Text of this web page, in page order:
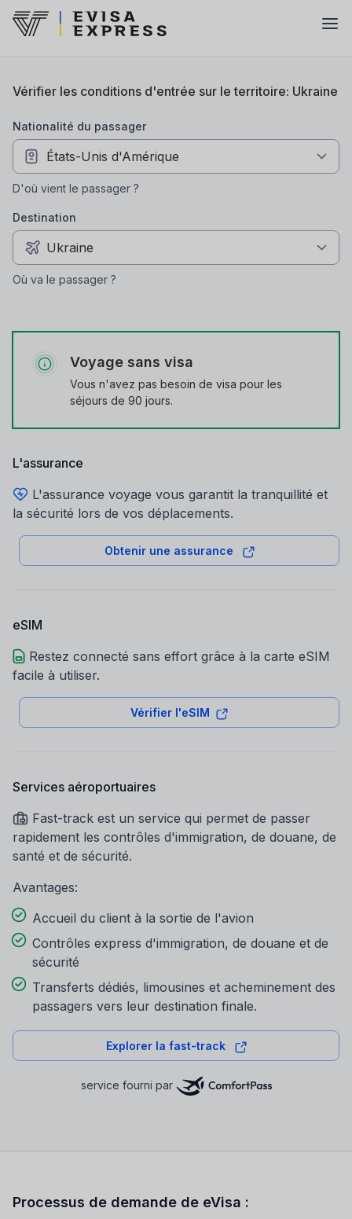
Vérifier les conditions d'entrée sur le territoire: Ukraine
nationalité du passager
D'où vient le passager ?
Destination
Où va le passager ?
Voyage sans visa
Vous n'avez pas besoin de visa pour les
séjours de 90 jours.
L'assurance
L'assurance voyage vous garantit la tranquillité et
la sécurité lors de vos déplacements.
Obtenir une assurance
eSIM
Restez connecté sans effort grâce à la carte eSIM
facile à utiliser.
Vérifier l'eSIM
Services aéroportuaires
Fast-track est un service qui permet de passer
rapidement les contrôles d'immigration, de douane, de
santé et de sécurité.
Avantages:
Accueil du client à la sortie de l'avion
Contrôles express d'immigration, de douane et de
sécurité
Transferts dédiés, limousines et acheminement des
passagers vers leur destination finale.
Explorer la fast-track
service fourni par
Processus de demande de eVisa :